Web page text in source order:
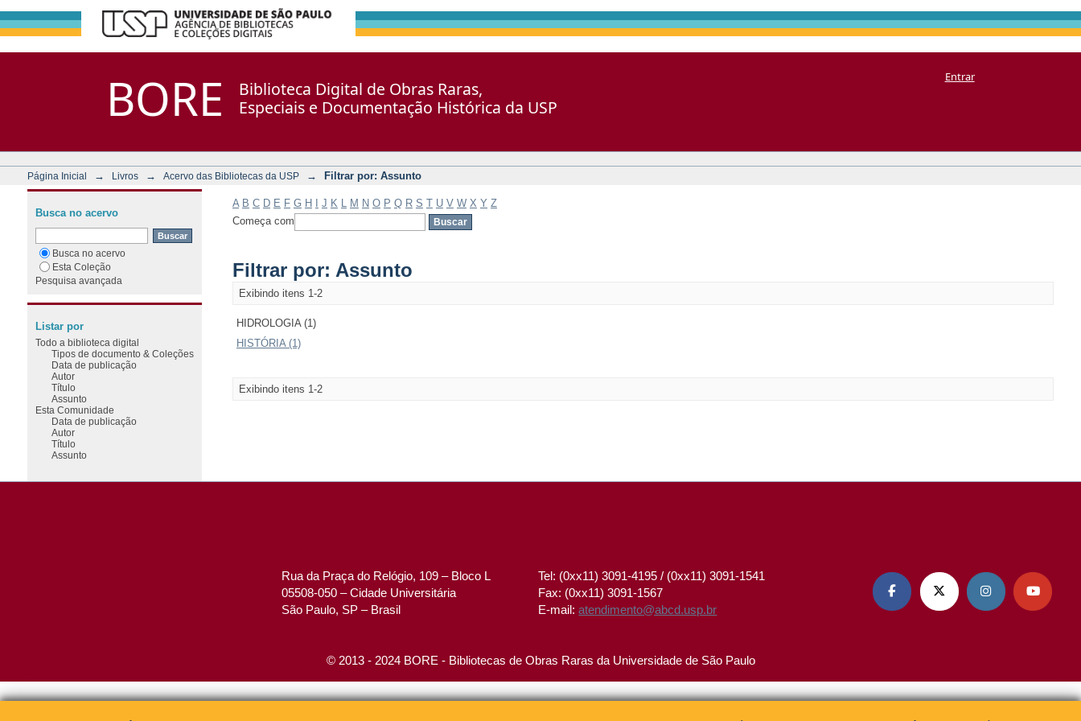
BORE
Biblioteca Digital de Obras Raras,
Especiais e Documentação Histórica da USP
Entrar
Página Inicial → Livros → Acervo das Bibliotecas da USP → Filtrar por: Assunto
A B C D E F G H J K M N O P Q R S T U V W X Y Z
Começa com
Filtrar por: Assunto
Exibindo itens 1-2
HIDROLOGIA (1)
HISTÓRIA (1)
Exibindo itens 1-2
Busca no acervo
Busca no acervo
Esta Coleção
Pesquisa avançada
Listar por
Todo a biblioteca digital
Tipos de documento & Coleções
Data de publicação
Autor
Título
Assunto
Esta Comunidade
Data de publicação
Autor
Título
Assunto
Rua da Praça do Relógio, 109 – Bloco L
05508-050 – Cidade Universitária
São Paulo, SP – Brasil
Tel: (0xx11) 3091-4195 / (0xx11) 3091-1541
Fax: (0xx11) 3091-1567
E-mail:atendimento@abcd.usp.br
   
© 2013 - 2024 BORE - Bibliotecas de Obras Raras da Universidade de São Paulo